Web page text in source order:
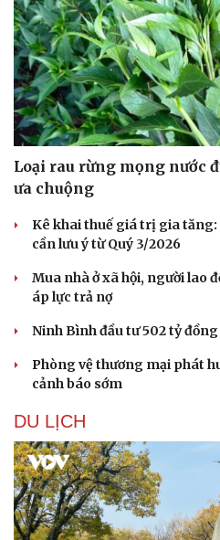
Loại rau rừng mọng nước
ưa chuộng
Kê khai thuế giá trị gia
cần lưu ý từ Quý 3/2026
Mua nhà ở xã hội, người lao
áp lực trả nợ
Ninh Bình đầu tư 502 tỷ
Phòng vệ thương mại phát
cảnh báo sớm
DU LỊCH